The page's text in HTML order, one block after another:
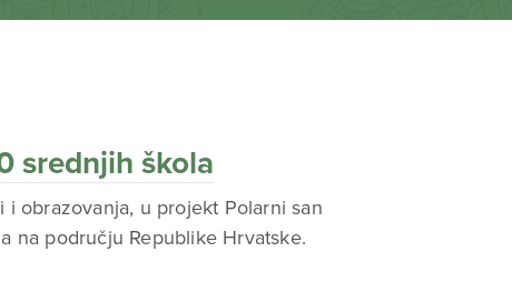
srednjih škola
obrazovanja, u projekt Polarni san
na području Republike Hrvatske.